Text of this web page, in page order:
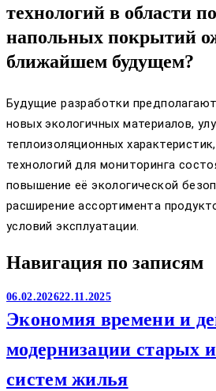
технологий в области
напольных покрытий
ближайшем будущем?
Будущие разработки
новых экологичных материалов,
теплоизоляционных
технологий для мониторинга
повышение её экологической
расширение ассортимента
условий эксплуатации.
Навигация по записям
06.02.202622.11.2025
Экономия времени и
модернизации старых
систем жилья